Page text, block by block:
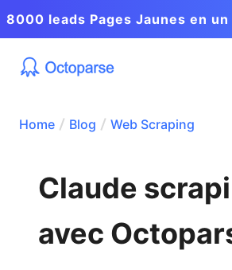
8000 leads Pages Jaunes en
Home Blog Web Scraping
Claude
avec